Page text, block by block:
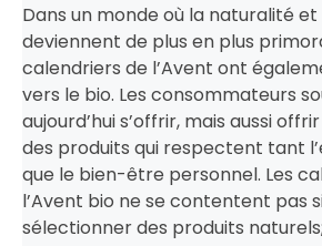
Dans un monde où la naturalité et
deviennent de plus en plus
calendriers de l’Avent ont
vers le bio. Les consommateurs
aujourd’hui s’offrir, mais aussi
des produits qui respectent tant
que le bien-être personnel. Les
l’Avent bio ne se contentent pas
sélectionner des produits